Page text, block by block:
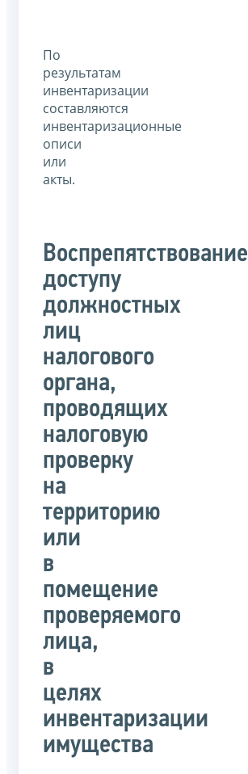
По
результатам
инвентаризации
составляются
инвентаризационные
описи
или
акты.
Воспрепятствование
доступу
должностных
лиц
налогового
органа,
проводящих
налоговую
проверку
на
территорию
или
в
помещение
проверяемого
лица,
в
целях
инвентаризации
имущества